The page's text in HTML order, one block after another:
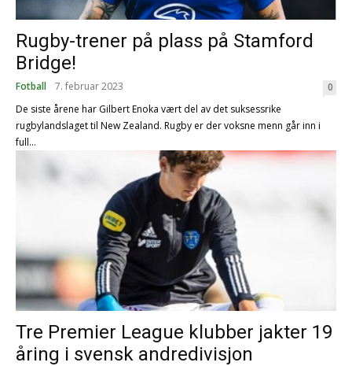
Rugby-trener på plass på Stamford
Bridge!
Fotball 7. februar 2023
0
De siste årene har Gilbert Enoka vært del av det suksessrike
rugbylandslaget til New Zealand. Rugby er der voksne menn går inn i
full...
Tre Premier League klubber jakter 19
åring i svensk andredivisjon